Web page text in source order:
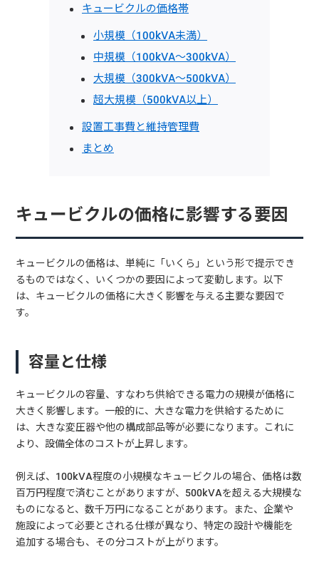
キュービクルの価格帯
小規模（100kVA未満）
中規模（100kVA〜300kVA）
大規模（300kVA〜500kVA）
超大規模（500kVA以上）
設置工事費と維持管理費
まとめ
キュービクルの価格に影響する要因
キュービクルの価格は、単純に「いくら」という形で提示でき
るものではなく、いくつかの要因によって変動します。以下
は、キュービクルの価格に大きく影響を与える主要な要因で
す。
容量と仕様
キュービクルの容量、すなわち供給できる電力の規模が価格に
大きく影響します。一般的に、大きな電力を供給するために
は、大きな変圧器や他の構成部品等が必要になります。これに
より、設備全体のコストが上昇します。
例えば、100kVA程度の小規模なキュービクルの場合、価格は数
百万円程度で済むことがありますが、500kVAを超える大規模な
ものになると、数千万円になることがあります。また、企業や
施設によって必要とされる仕様が異なり、特定の設計や機能を
追加する場合も、その分コストが上がります。